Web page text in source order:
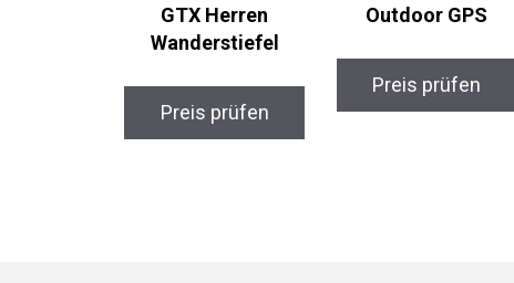
GTX Herren
Wanderstiefel
Preis prüfen
Outdoor GPS
Preis prüfen